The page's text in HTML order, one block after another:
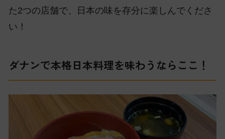
た2つの店舗で、日本の味を存分に楽しんでくださ
い！
ダナンで本格日本料理を味わうならここ！